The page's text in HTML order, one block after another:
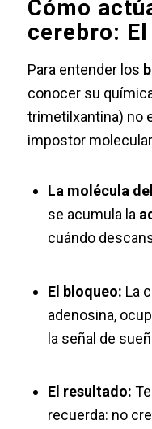
Cómo
cerebro:
Para entender los
conocer su
trimetilxantina) no
impostor
La molécula
se acumula la
cuándo
El bloqueo: La
adenosina,
la señal de
El resultado:
recuerda: no